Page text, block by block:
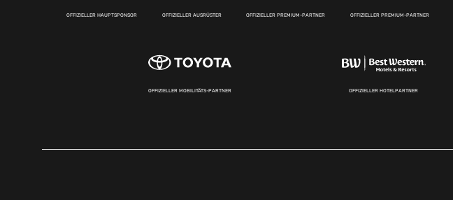
OFFIZIELLER HAUPTSPONSOR OFFIZIELLER AUSRÜSTER OFFIZIELLER PREMIUM-PARTNER OFFIZIELLER PREMIUM-PARTNER
OFFIZIELLER MOBILITÄTS-PARTNER OFFIZIELLER HOTELPARTNER